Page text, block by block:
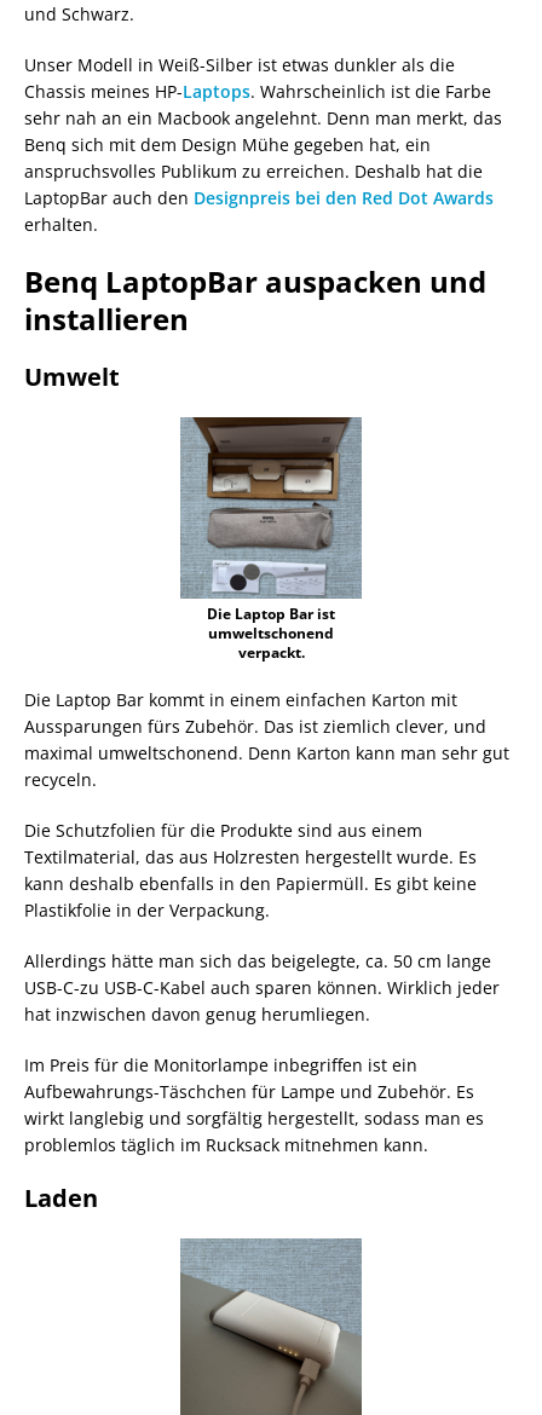
und Schwarz.
Unser Modell in Weiß-Silber ist etwas dunkler als die
Chassis meines HP-Laptops. Wahrscheinlich ist die Farbe
sehr nah an ein Macbook angelehnt. Denn man merkt, das
Benq sich mit dem Design Mühe gegeben hat, ein
anspruchsvolles Publikum zu erreichen. Deshalb hat die
LaptopBar auch den Designpreis bei den Red Dot Awards
erhalten.
Benq LaptopBar auspacken und
installieren
Umwelt
Die Laptop Bar ist
umweltschonend
verpackt.
Die Laptop Bar kommt in einem einfachen Karton mit
Aussparungen fürs Zubehör. Das ist ziemlich clever, und
maximal umweltschonend. Denn Karton kann man sehr gut
recyceln.
Die Schutzfolien für die Produkte sind aus einem
Textilmaterial, das aus Holzresten hergestellt wurde. Es
kann deshalb ebenfalls in den Papiermüll. Es gibt keine
Plastikfolie in der Verpackung.
Allerdings hätte man sich das beigelegte, ca. 50 cm lange
USB-C-zu USB-C-Kabel auch sparen können. Wirklich jeder
hat inzwischen davon genug herumliegen.
Im Preis für die Monitorlampe inbegriffen ist ein
Aufbewahrungs-Täschchen für Lampe und Zubehör. Es
wirkt langlebig und sorgfältig hergestellt, sodass man es
problemlos täglich im Rucksack mitnehmen kann.
Laden